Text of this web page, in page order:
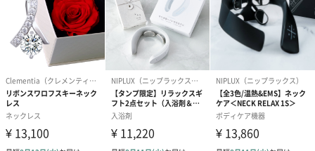
紅茶・コーヒー・スイーツ
紅茶・コーヒー・スイーツを同梱してお届けいたします。ギフト
への＋αにおすすめです。